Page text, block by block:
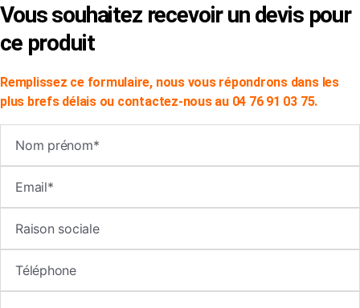
Vous souhaitez recevoir un devis pour
ce produit
Remplissez ce formulaire, nous vous répondrons dans les
plus brefs délais ou contactez-nous au 04 76 91 03 75.